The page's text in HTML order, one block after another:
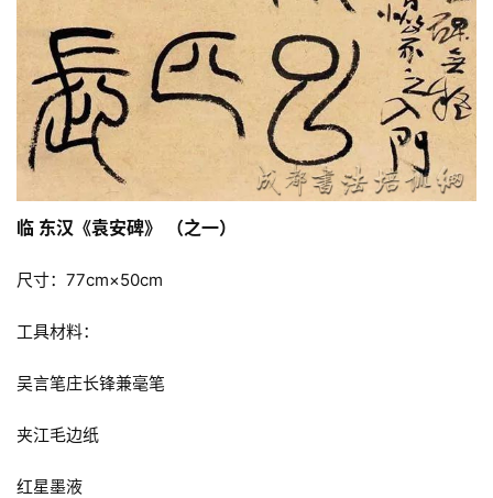
临 东汉《袁安碑》 （之一）
尺寸：77cm×50cm
工具材料：
吴言笔庄长锋兼毫笔
夹江毛边纸
红星墨液